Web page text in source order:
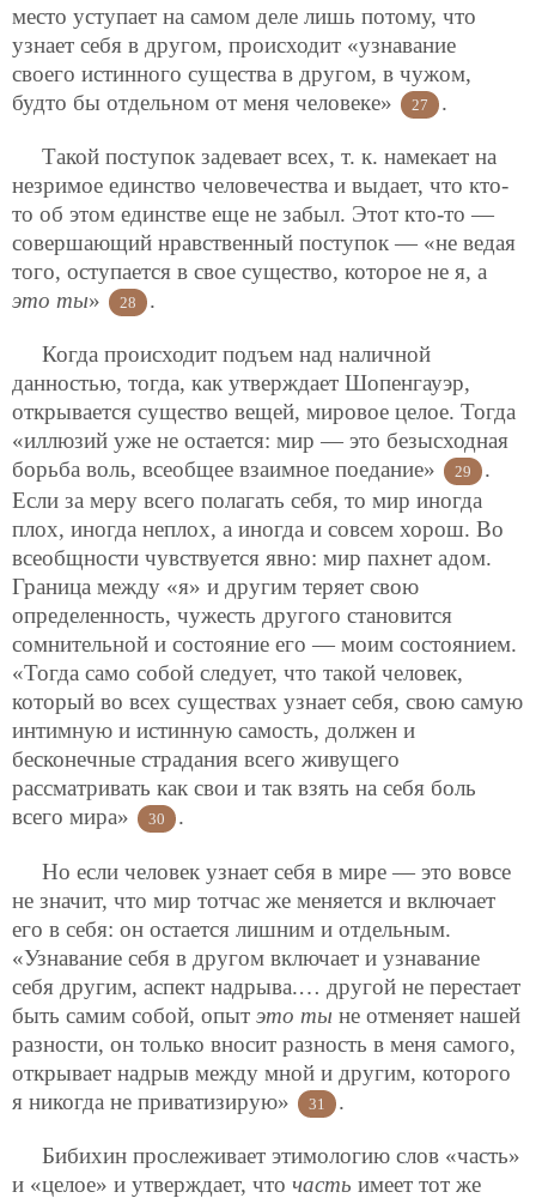
место уступает на самом деле лишь потому, что
узнает себя в другом, происходит «узнавание
своего истинного существа в другом, в чужом,
будто бы отдельном от меня человеке»
27 .
Такой поступок задевает всех, т. к. намекает на
незримое единство человечества и выдает, что кто-
то об этом единстве еще не забыл. Этот кто-то —
совершающий нравственный поступок — «не ведая
того, оступается в свое существо, которое не я, а
это ты» 28 .
Когда происходит подъем над наличной
данностью, тогда, как утверждает Шопенгауэр,
открывается существо вещей, мировое целое. Тогда
«иллюзий уже не остается: мир — это безысходная
борьба воль, всеобщее взаимное поедание»
29
.
Если за меру всего полагать себя, то мир иногда
плох, иногда неплох, а иногда и совсем хорош. Во
всеобщности чувствуется явно: мир пахнет адом.
Граница между «я» и другим теряет свою
определенность, чужесть другого становится
сомнительной и состояние его — моим состоянием.
«Тогда само собой следует, что такой человек,
который во всех существах узнает себя, свою самую
интимную и истинную самость, должен и
бесконечные страдания всего живущего
рассматривать как свои и так взять на себя боль
всего мира»
30 .
Но если человек узнает себя в мире — это вовсе
не значит, что мир тотчас же меняется и включает
его в себя: он остается лишним и отдельным.
«Узнавание себя в другом включает и узнавание
себя другим, аспект надрыва.… другой не перестает
быть самим собой, опыт это ты не отменяет нашей
разности, он только вносит разность в меня самого,
открывает надрыв между мной и другим, которого
я никогда не приватизирую»
31 .
Бибихин прослеживает этимологию слов «часть»
и «целое» и утверждает, что часть имеет тот же